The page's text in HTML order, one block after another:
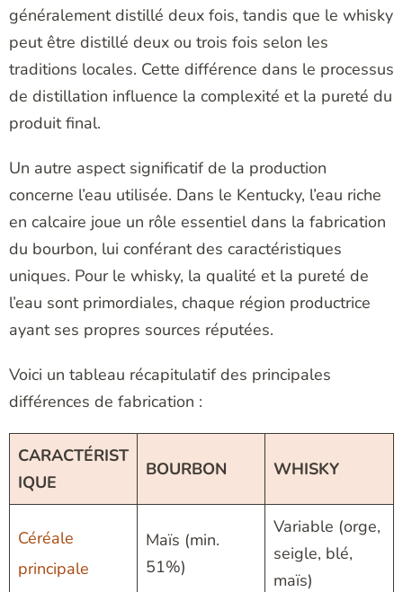
généralement distillé deux fois, tandis que le whisky
peut être distillé deux ou trois fois selon les
traditions locales. Cette différence dans le processus
de distillation influence la complexité et la pureté du
produit final.
Un autre aspect significatif de la production
concerne l’eau utilisée. Dans le Kentucky, l’eau riche
en calcaire joue un rôle essentiel dans la fabrication
du bourbon, lui conférant des caractéristiques
uniques. Pour le whisky, la qualité et la pureté de
l’eau sont primordiales, chaque région productrice
ayant ses propres sources réputées.
Voici un tableau récapitulatif des principales
différences de fabrication :
CARACTÉRIST
IQUE
BOURBON WHISKY
Céréale
principale
Maïs (min.
51%)
Variable (orge,
seigle, blé,
maïs)